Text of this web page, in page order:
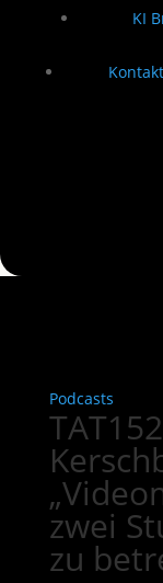
KI
Podcasts
zwei
zu